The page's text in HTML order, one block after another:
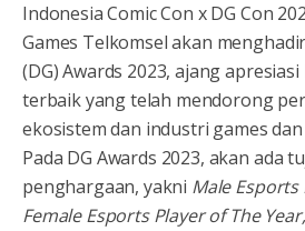
Indonesia Comic Con x DG Con
Games Telkomsel akan
(DG) Awards 2023, ajang
terbaik yang telah mendorong
ekosistem dan industri games
Pada DG Awards 2023, akan ada
penghargaan, yakni Male Esports
Female Esports Player of The